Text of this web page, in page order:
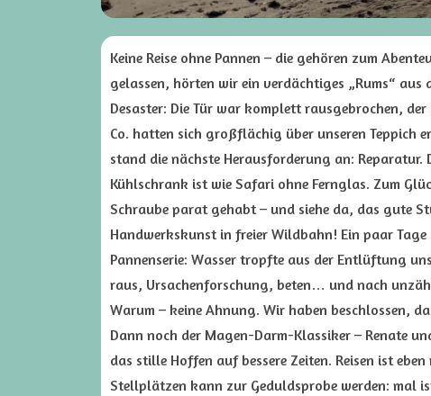
Keine Reise ohne Pannen – die gehören zum
gelassen, hörten wir ein verdächtiges „Rums“
Desaster: Die Tür war komplett rausgebrochen,
Co. hatten sich großflächig über unseren Teppich
stand die nächste Herausforderung an: Reparatur.
Kühlschrank ist wie Safari ohne Fernglas. Zum
Schraube parat gehabt – und siehe da, das gute
Handwerkskunst in freier Wildbahn! Ein paar
Pannenserie: Wasser tropfte aus der Entlüftung
raus, Ursachenforschung, beten… und nach
Warum – keine Ahnung. Wir haben beschlossen,
Dann noch der Magen-Darm-Klassiker – Renate
das stille Hoffen auf bessere Zeiten. Reisen ist
Stellplätzen kann zur Geduldsprobe werden: mal